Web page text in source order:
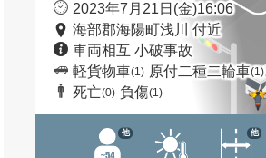
2023年7月21日(金)16:06
海部郡海陽町浅川 付近
車両相互 小破事故
軽貨物車(1) 原付二種二輪車(1)
死亡(0) 負傷(1)
他 他